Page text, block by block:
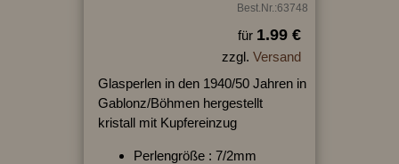
Best.Nr.:63748
für 1.99 €
zzgl. Versand
Glasperlen in den 1940/50 Jahren in
Gablonz/Böhmen hergestellt
kristall mit Kupfereinzug
Perlengröße : 7/2mm